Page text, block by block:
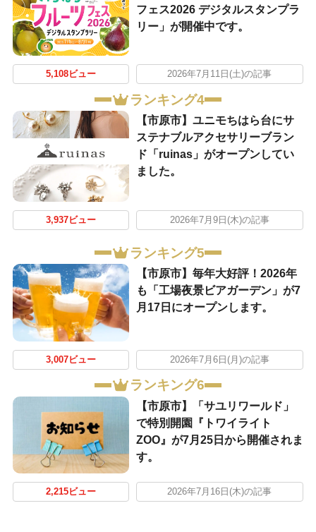
フェス2026 デジタルスタンプラ
リー」が開催中です。
5,108ビュー 2026年7月11日(土)の記事
ランキング4
【市原市】ユニモちはら台にサ
ステナブルアクセサリーブラン
ド「ruinas」がオープンしてい
ました。
3,937ビュー 2026年7月9日(木)の記事
ランキング5
【市原市】毎年大好評！2026年
も「工場夜景ビアガーデン」が7
月17日にオープンします。
3,007ビュー 2026年7月6日(月)の記事
ランキング6
【市原市】「サユリワールド」
で特別開園『トワイライト
ZOO』が7月25日から開催されま
す。
2,215ビュー 2026年7月16日(木)の記事